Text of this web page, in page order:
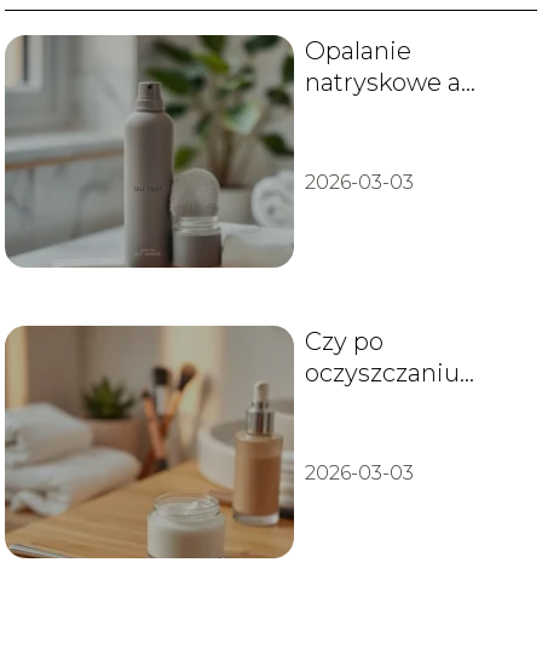
Opalanie
natryskowe a
skórę?
2026-03-03
Czy po
oczyszczaniu
2026-03-03